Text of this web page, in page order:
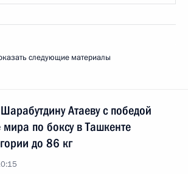
следующие материалы
Атаеву с победой
по боксу в Ташкенте
до 86 кг